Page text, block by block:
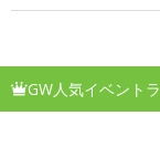
GW人気イベント